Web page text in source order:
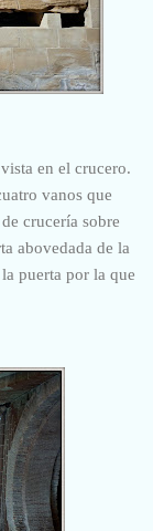
en el crucero.
vanos que
crucería sobre
abovedada de la
puerta por la que